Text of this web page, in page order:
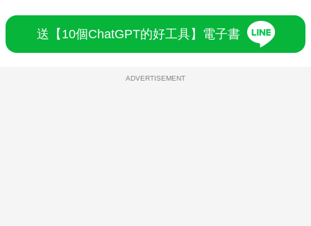
送【10個ChatGPT的好工具】電子書
ADVERTISEMENT